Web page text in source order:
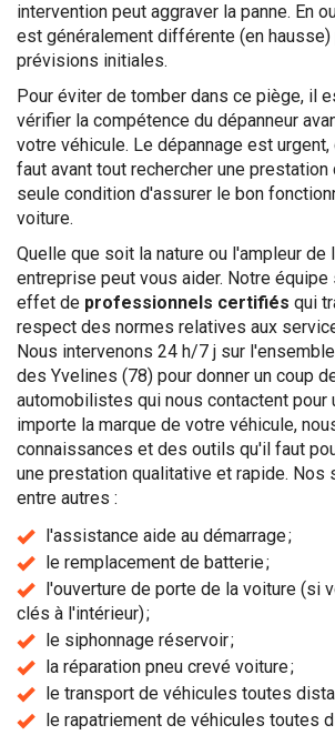
intervention peut aggraver la panne. En
est généralement différente (en hausse)
prévisions initiales.
Pour éviter de tomber dans ce piège, il
vérifier la compétence du dépanneur
votre véhicule. Le dépannage est
faut avant tout rechercher une prestation
seule condition d'assurer le bon
voiture.
Quelle que soit la nature ou l'ampleur de
entreprise peut vous aider. Notre
effet de professionnels certifiés qui
respect des normes relatives aux
Nous intervenons 24 h/7 j sur
des Yvelines (78) pour donner un coup
automobilistes qui nous contactent pour
importe la marque de votre véhicule,
connaissances et des outils qu'il faut
une prestation qualitative et rapide. Nos
entre autres :
l'assistance aide au démarrage ;
le remplacement de batterie ;
l'ouverture de porte de la voiture (si
clés à l'intérieur) ;
le siphonnage réservoir ;
la réparation pneu crevé voiture ;
le transport de véhicules toutes
le rapatriement de véhicules toutes